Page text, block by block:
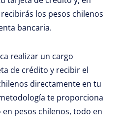
los pesos chilenos
bancaria.
realizar un cargo
de crédito y recibir el
directamente en tu
te proporciona
pesos chilenos, todo en